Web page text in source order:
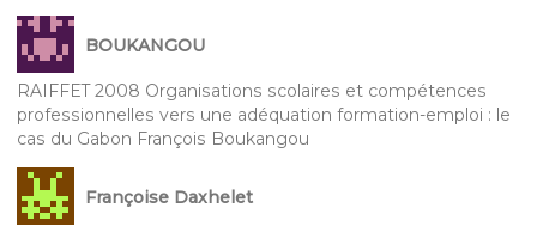
BOUKANGOU
RAIFFET 2008 Organisations scolaires et compétences
professionnelles vers une adéquation formation-emploi : le
cas du Gabon François Boukangou
Françoise Daxhelet